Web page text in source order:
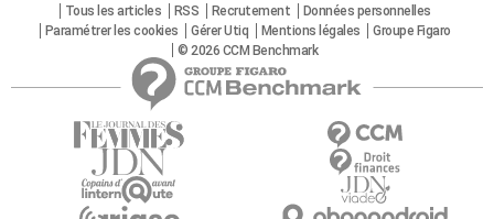
Tous les articles
RSS Recrutement
Données personnelles
Paramétrer les cookies
Gérer Utiq Mentions légales
Groupe Figaro
© 2026 CCM Benchmark